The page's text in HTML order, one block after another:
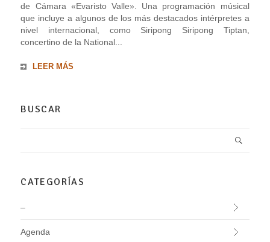
de Cámara «Evaristo Valle». Una programación músical
que incluye a algunos de los más destacados intérpretes a
nivel internacional, como Siripong Siripong Tiptan,
concertino de la National...
LEER MÁS
BUSCAR
CATEGORÍAS
–
Agenda